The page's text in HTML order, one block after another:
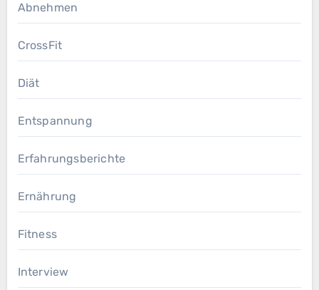
Abnehmen
CrossFit
Diät
Entspannung
Erfahrungsberichte
Ernährung
Fitness
Interview